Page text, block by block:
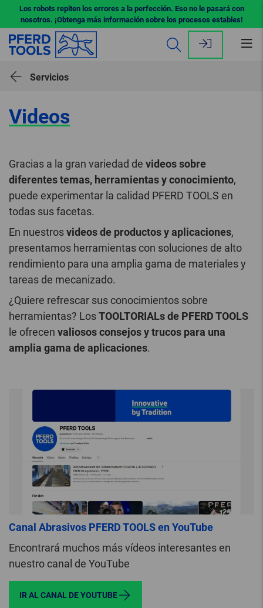
Los robots repiten los errores a la perfección. Eso no le pasará con
nosotros. ¡Obtenga más información sobre los procesos estables!
Servicios
Videos
Gracias a la gran variedad de videos sobre
diferentes temas, herramientas y conocimiento,
puede experimentar la calidad PFERD TOOLS en
todas sus facetas.
En nuestrosvideos de productos y aplicaciones,
presentamos herramientas con soluciones de alto
rendimiento para una amplia gama de materiales y
tareas de mecanizado.
¿Quiere refrescar sus conocimientos sobre
herramientas? LosTOOLTORIALs de PFERD TOOLS
le ofrecen valiosos consejos y trucos para una
amplia gama de aplicaciones.
Canal Abrasivos PFERD TOOLS en YouTube
Encontrará muchos más vídeos interesantes en
nuestro canal de YouTube
IR AL CANAL DE YOUTUBE